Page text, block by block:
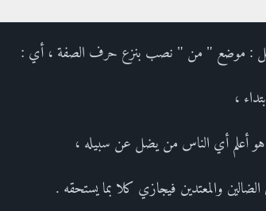
: موضع " من " نصب بنزع حرف الصفة ، أي :
،
هو أعلم أي الناس من يضل عن سبيله ،
الضالين والمعتدين فيجازي كلا بما يستحقه .